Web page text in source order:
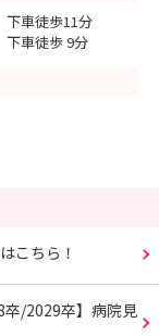
車徒歩11分
車徒歩 9分
こちら！
卒/2029卒】病院見